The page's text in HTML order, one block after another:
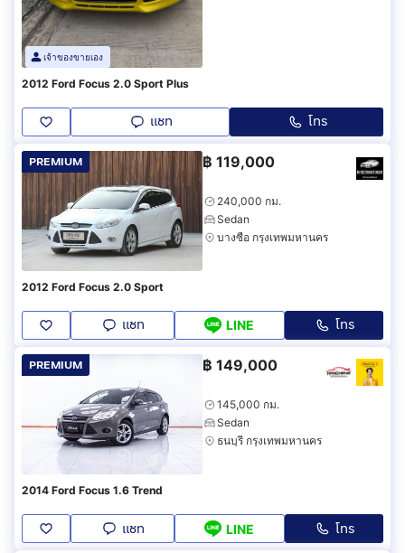
เจ้าของขายเอง
2012 Ford Focus 2.0 Sport Plus
แชท โทร
PREMIUM ฿ 119,000
240,000 กม.
Sedan
บางซื่อ กรุงเทพมหานคร
2012 Ford Focus 2.0 Sport
แชท LINE โทร
PREMIUM ฿ 149,000
145,000 กม.
Sedan
ธนบุรี กรุงเทพมหานคร
2014 Ford Focus 1.6 Trend
แชท LINE โทร